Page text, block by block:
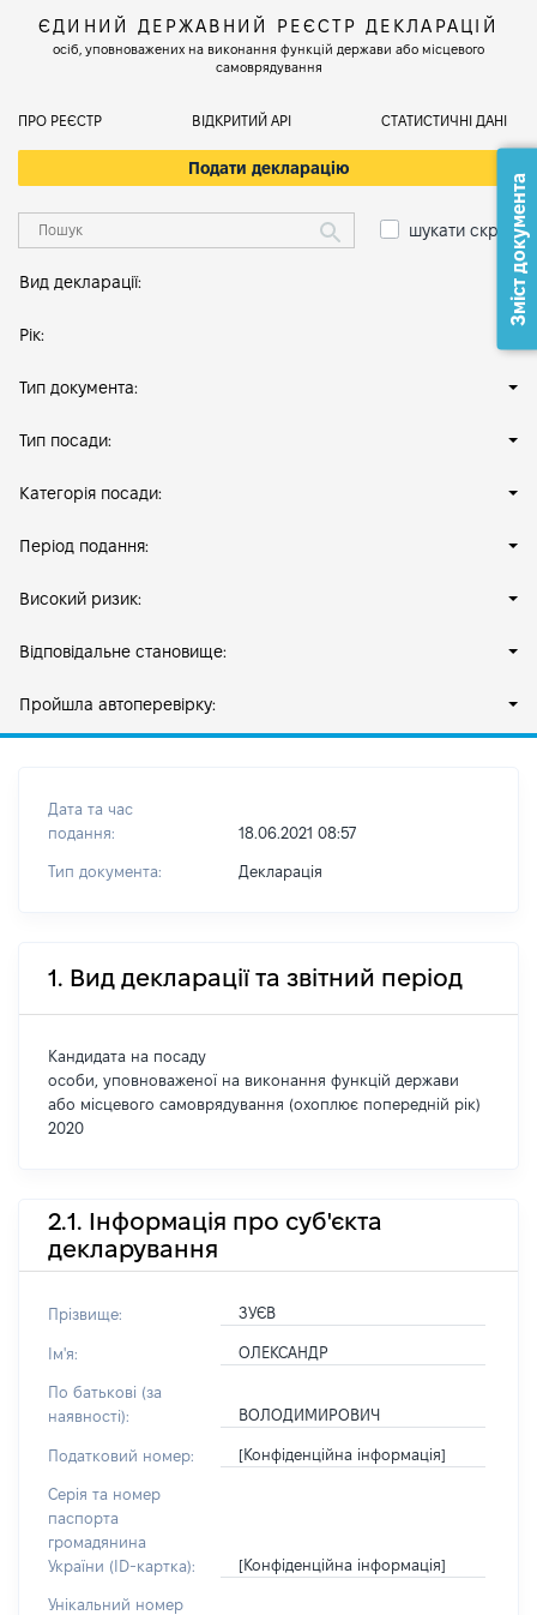
ЄДИНИЙ ДЕРЖАВНИЙ РЕЄСТР ДЕКЛАРАЦІЙ
осіб, уповноважених на виконання функцій держави або місцевого
самоврядування
ПРО РЕЄСТР ВІДКРИТИЙ АРІ СТАТИСТИЧНІ ДАНІ
Подати декларацію
шукати скрізь
Вид декларації:
Рік:
Тип документа:
Тип посади:
Категорія посади:
Період подання:
Високий ризик:
Відповідальне становище:
Пройшла автоперевірку:
Дата та час
подання:
18.06.2021 08:57
Тип документа: Декларація
1. Вид декларації та звітний період
Кандидата на посаду
особи, уповноваженої на виконання функцій держави
або місцевого самоврядування (охоплює попередній рік)
2020
2.1. Інформація про суб'єкта
декларування
Прізвище: ЗУЄВ
Ім'я: ОЛЕКСАНДР
По батькові (за
наявності):
ВОЛОДИМИРОВИЧ
Податковий номер: [Конфіденційна інформація]
Серія та номер
паспорта
громадянина
України (ID-картка):
[Конфіденційна інформація]
Унікальний номер
Зміст документа